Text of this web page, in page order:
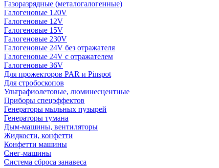
Газоразрядные (металогалогенные)
Галогеновые 120V
Галогеновые 12V
Галогеновые 15V
Галогеновые 230V
Галогеновые 24V без отражателя
Галогеновые 24V с отражателем
Галогеновые 36V
Для прожекторов PAR и Pinspot
Для стробоскопов
Ультрафиолетовые, люминесцентные
Приборы спецэффектов
Генераторы мыльных пузырей
Генераторы тумана
Дым-машины, вентиляторы
Жидкости, конфетти
Конфетти машины
Снег-машины
Система сброса занавеса